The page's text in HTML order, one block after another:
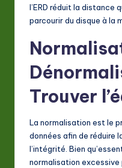
l’ERD réduit la distance
parcourir du disque à la
Trouver
La normalisation est le
données afin de réduire
l’intégrité. Bien
normalisation